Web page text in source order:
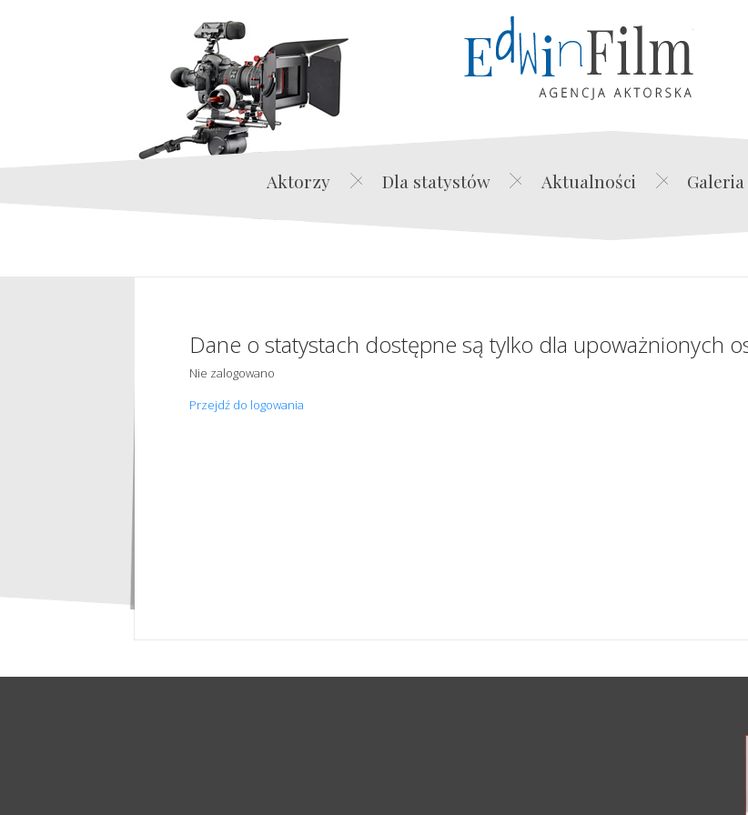
Edwin
Aktorzy Dla statystów Aktualności Galeria
Dane o statystach dostępne są tylko dla upoważnionych
Nie zalogowano
Przejdź do logowania